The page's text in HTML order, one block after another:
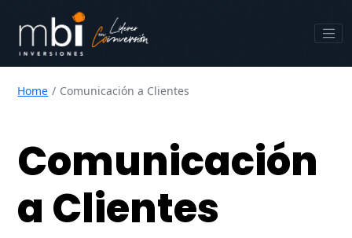
Home Comunicación a Clientes
Comunicación
a Clientes